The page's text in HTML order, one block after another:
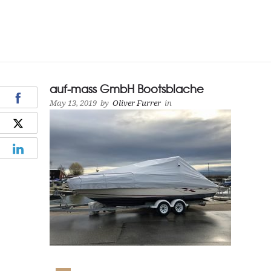
auf-mass GmbH Bootsblache
May 13, 2019 by Oliver Furrer in